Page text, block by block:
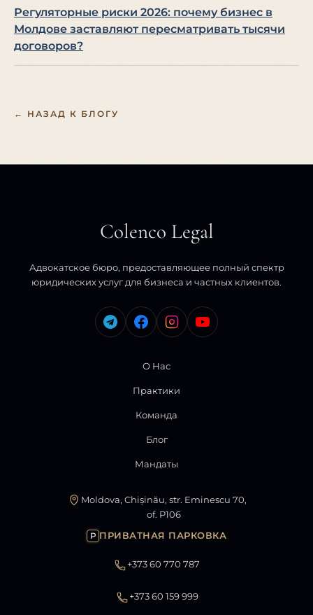
Регуляторные риски 2026: почему бизнес в
Молдове заставляют пересматривать тысячи
договоров?
← НАЗАД К БЛОГУ
Colenco Legal
Адвокатское бюро, предоставляющее полный спектр
юридических услуг для бизнеса и частных клиентов.
О Нас
Практики
Команда
Блог
Мандаты
Moldova, Chișinău, str. Eminescu 70,
of. P106
P ПРИВАТНАЯ ПАРКОВКА
+373 60 770 787
+373 60 159 999